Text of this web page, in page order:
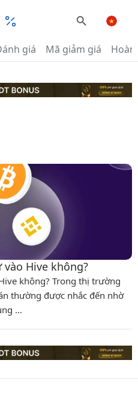
giá Mã giảm giá
vào Hive không?
không? Trong thị trường
thường được nhắc đến nhờ
…